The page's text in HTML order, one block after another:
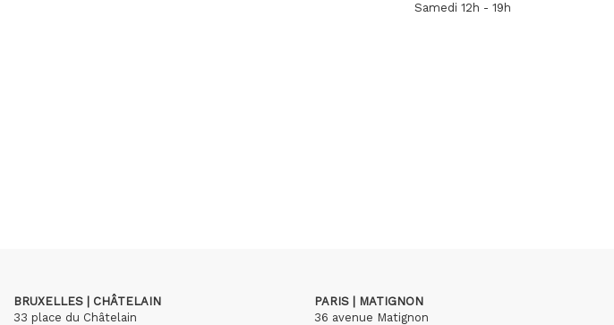
Samedi 12h - 19h
BRUXELLES | CHÂTELAIN
33 place du Châtelain
PARIS | MATIGNON
36 avenue Matignon